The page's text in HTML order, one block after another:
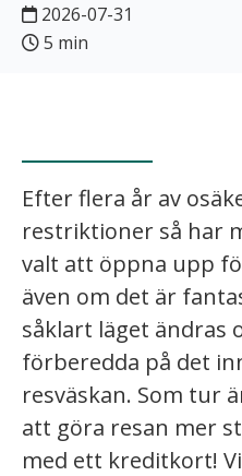
2026-07-31
5 min
Efter flera år av
restriktioner så har
valt att öppna upp
även om det är
såklart läget ändras
förberedda på det
resväskan. Som tur
att göra resan mer
med ett kreditkort!